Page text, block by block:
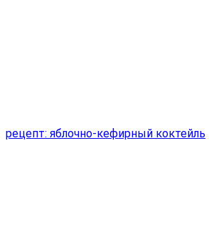
рецепт: яблочно-кефирный коктейль